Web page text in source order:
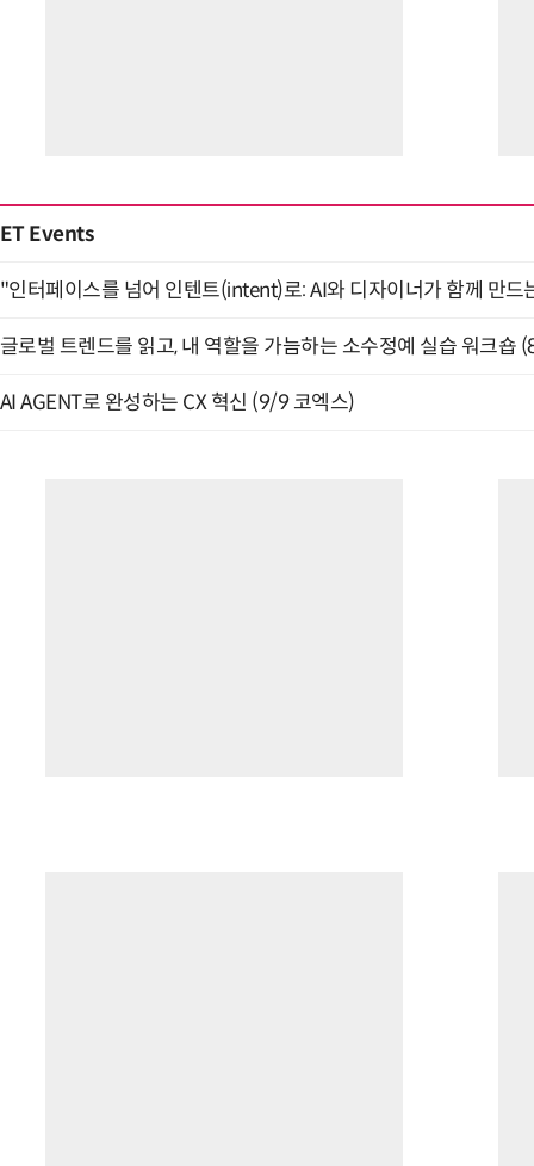
ET Events
"인터페이스를 넘어 인텐트(intent)로: AI와 디자이너가 함께 만
글로벌 트렌드를 읽고, 내 역할을 가늠하는 소수정예 실습 워크숍
AI AGENT로 완성하는 CX 혁신 (9/9 코엑스)